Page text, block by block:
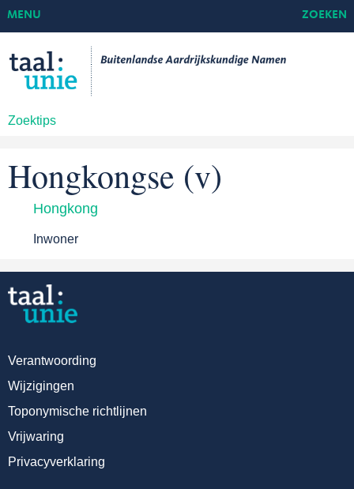
Zoektips
MENU ZOEKEN
Hongkongse (v)
Hongkong
Inwoner
Verantwoording
Wijzigingen
Toponymische richtlijnen
Vrijwaring
Privacyverklaring